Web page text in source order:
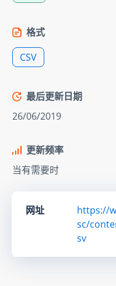
格式
CSV
最后更新日期
26/06/2019
更新频率
当有需要时
网址
https://
sc/
sv